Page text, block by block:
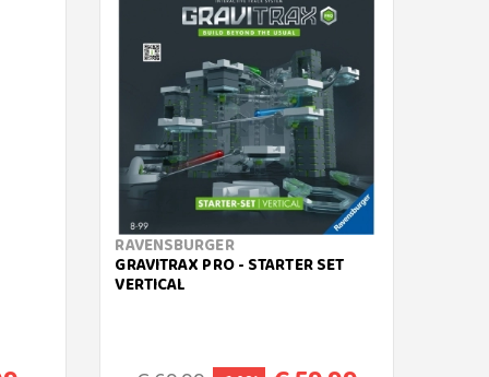
RAVENSBURGER
GRAVITRAX PRO - STARTER SET
VERTICAL